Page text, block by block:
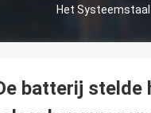
Het
batterij stelde